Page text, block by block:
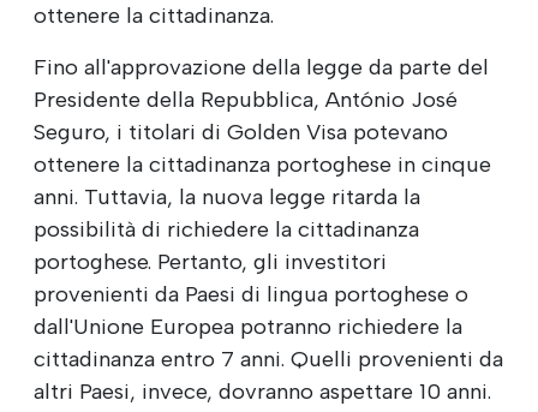
ottenere la cittadinanza.
Fino all'approvazione della legge da parte del
Presidente della Repubblica, António José
Seguro, i titolari di Golden Visa potevano
ottenere la cittadinanza portoghese in cinque
anni. Tuttavia, la nuova legge ritarda la
possibilità di richiedere la cittadinanza
portoghese. Pertanto, gli investitori
provenienti da Paesi di lingua portoghese o
dall'Unione Europea potranno richiedere la
cittadinanza entro 7 anni. Quelli provenienti da
altri Paesi, invece, dovranno aspettare 10 anni.